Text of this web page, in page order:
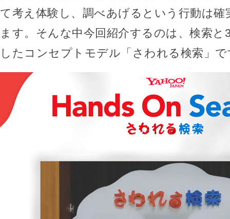
て考え体験し、調べあげるという行動は確
ます。そんな中今回紹介するのは、検索
したコンセプトモデル「さわれる検索」で